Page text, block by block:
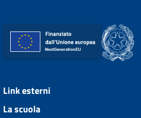
Link esterni
La scuola